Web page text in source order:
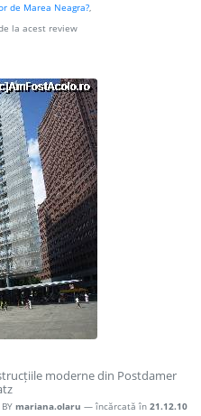
de Marea Neagra?,
la acest review
moderne din Postdamer
BY mariana.olaru — încărcată în 21.12.10